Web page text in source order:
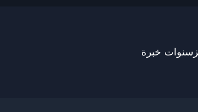
سنوات خبرة